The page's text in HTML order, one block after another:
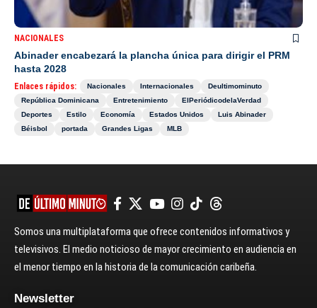
NACIONALES
Abinader encabezará la plancha única para dirigir el PRM
hasta 2028
Enlaces rápidos: Nacionales Internacionales
Deultimominuto
República Dominicana
Entretenimiento
ElPeriódicodelaVerdad
Deportes
Estilo Economía Estados Unidos
Luis Abinader
Béisbol
portada Grandes Ligas MLB
Somos una multiplataforma que ofrece contenidos informativos y
televisivos. El medio noticioso de mayor crecimiento en audiencia en
el menor tiempo en la historia de la comunicación caribeña.
Newsletter